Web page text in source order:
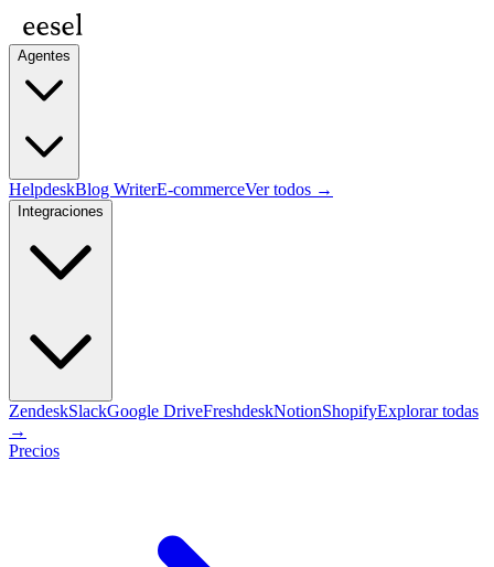
Agentes
HelpdeskBlog WriterE-commerceVer todos →
Integraciones
ZendeskSlackGoogle DriveFreshdeskNotionShopifyExplorar todas
→
Precios